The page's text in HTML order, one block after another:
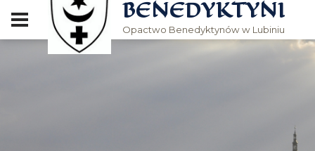
BENEDYKTYNI
Opactwo Benedyktynów w Lubiniu